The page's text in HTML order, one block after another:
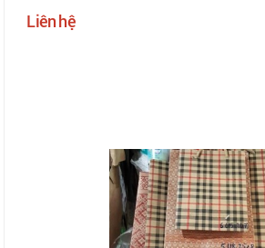
Liên hệ